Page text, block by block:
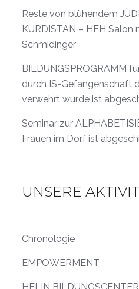
Reste von blühendem
KURDISTAN – HFH Salon
Schmidinger
BILDUNGSPROGRAMM
durch IS-Gefangenschaft
verwehrt wurde ist
Seminar zur
Frauen im Dorf ist
UNSERE
Chronologie
EMPOWERMENT
HELIN BILDUNGSCENTER